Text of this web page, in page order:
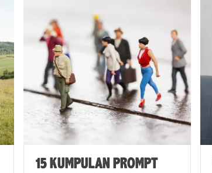
15 KUMPULAN PROMPT